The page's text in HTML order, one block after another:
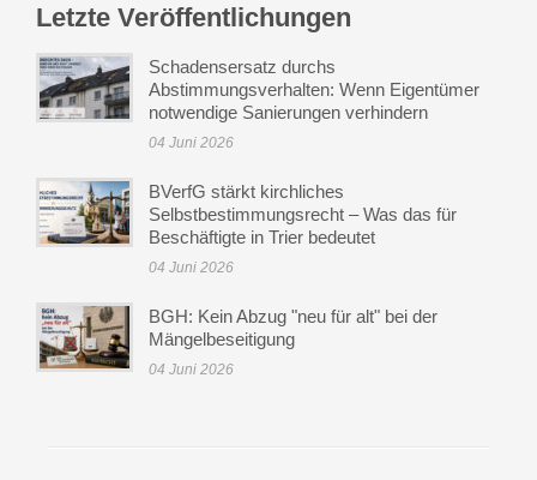
Letzte Veröffentlichungen
Schadensersatz durchs
Abstimmungsverhalten: Wenn Eigentümer
notwendige Sanierungen verhindern
04 Juni 2026
BVerfG stärkt kirchliches
Selbstbestimmungsrecht – Was das für
Beschäftigte in Trier bedeutet
04 Juni 2026
BGH: Kein Abzug "neu für alt" bei der
Mängelbeseitigung
04 Juni 2026